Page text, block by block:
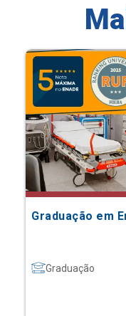
Graduação em
Graduação